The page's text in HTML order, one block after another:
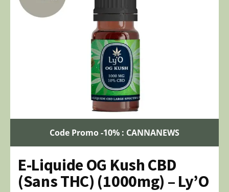
Code Promo -10% : CANNANEWS
E-Liquide OG Kush CBD
(Sans THC) (1000mg) – Ly’O